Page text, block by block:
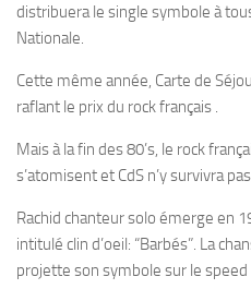
distribuera le single symbole à
Nationale.
Cette même année, Carte de
raflant le prix du rock français .
Mais à la fin des 80’s, le rock
s’atomisent et CdS n’y survivra pas.
Rachid chanteur solo émerge en
intitulé clin d’oeil: “Barbés”. La
projette son symbole sur le speed